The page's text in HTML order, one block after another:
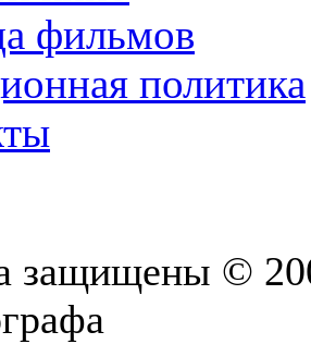
фильмов
политика
защищены ©